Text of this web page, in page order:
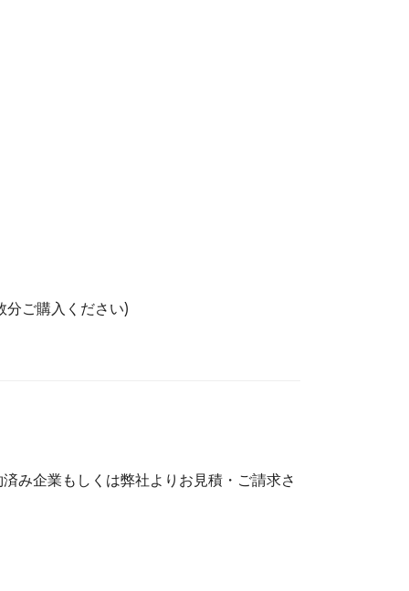
分ご購入ください)
み企業もしくは弊社よりお見積・ご請求さ